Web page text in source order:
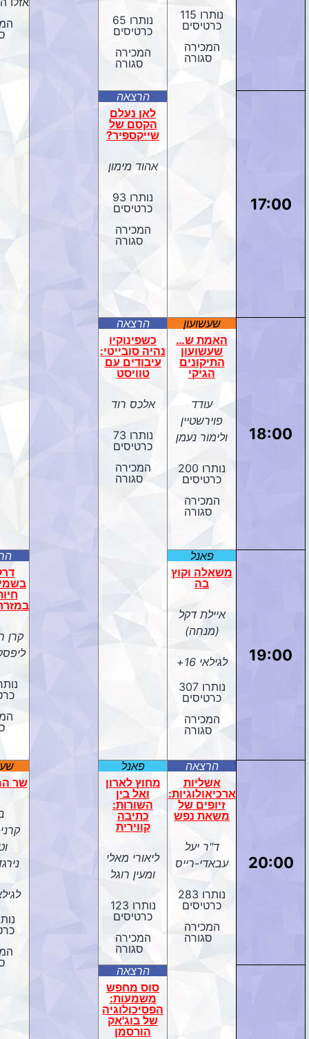
נותרו 115
כרטיסים
המכירה
סגורה
נותרו 65
כרטיסים
המכירה
סגורה
17:00
הרצאה
לאן נעלם
הקסם של
שייקספיר?
אהוד מימון
נותרו 93
כרטיסים
המכירה
סגורה
18:00
שעשועון
האמת ש…
שעשועון
התיקונים
הגיקי
עודד
פוירשטיין
ולימור נעמן
נותרו 200
כרטיסים
המכירה
סגורה
הרצאה
כשפינוקיו
נהיה סובייטי:
עיבודים עם
טוויסט
אלכס רוד
נותרו 73
כרטיסים
המכירה
סגורה
19:00
פאנל
משאלה וקוץ
בה
איילת דקל
(מנחה)
לגילאי 16+
נותרו 307
כרטיסים
המכירה
סגורה
קרן
20:00
הרצאה
אשליות
ארכיאולוגיות:
זיופים של
משאת נפש
ד"ר יעל
עבאדי-רייס
נותרו 283
כרטיסים
המכירה
סגורה
פאנל
מחוץ לארון
ואל בין
השורות:
כתיבה
קווירית
ליאורי מאלי
ומעין רוגל
נותרו 123
כרטיסים
המכירה
סגורה
שר
הרצאה
סוס מחפש
משמעות:
הפסיכולוגיה
של בוג'אק
הורסמן